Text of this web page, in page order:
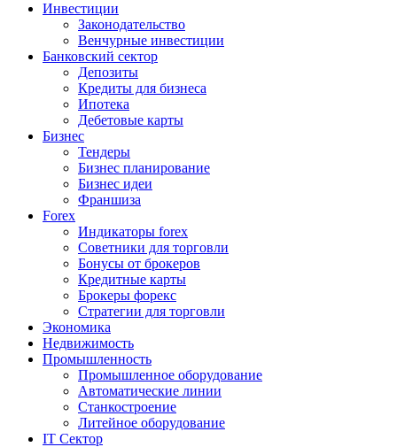
Инвестиции
Законодательство
Венчурные инвестиции
Банковский сектор
Депозиты
Кредиты для бизнеса
Ипотека
Дебетовые карты
Бизнес
Тендеры
Бизнес планирование
Бизнес идеи
Франшиза
Forex
Индикаторы forex
Советники для торговли
Бонусы от брокеров
Кредитные карты
Брокеры форекс
Стратегии для торговли
Экономика
Недвижимость
Промышленность
Промышленное оборудование
Автоматические линии
Станкостроение
Литейное оборудование
IT Сектор